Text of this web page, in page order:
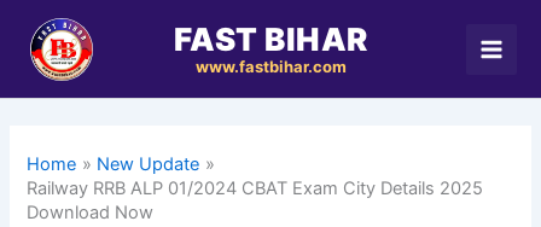
content
FAST BIHAR
www.fastbihar.com
Home
New Update
Railway RRB ALP 01/2024 CBAT Exam City Details 2025
Download Now